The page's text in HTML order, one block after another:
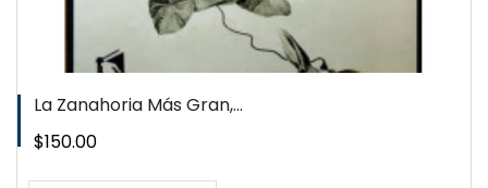
La Zanahoria Más Gran,...
Precio
$150.00